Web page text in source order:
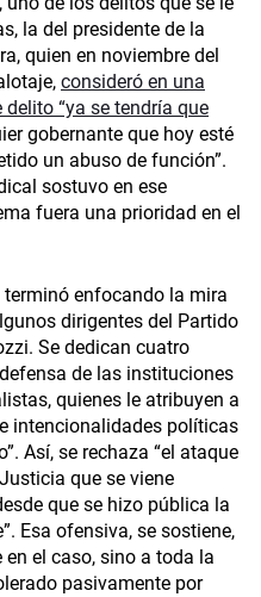
la del presidente de la
quien en noviembre del
consideró en una
delito “ya se tendría que
gobernante que hoy esté
un abuso de función”.
sostuvo en ese
fuera una prioridad en el
enfocando la mira
dirigentes del Partido
Se dedican cuatro
de las instituciones
quienes le atribuyen a
intencionalidades políticas
Así, se rechaza “el ataque
que se viene
que se hizo pública la
Esa ofensiva, se sostiene,
el caso, sino a toda la
pasivamente por